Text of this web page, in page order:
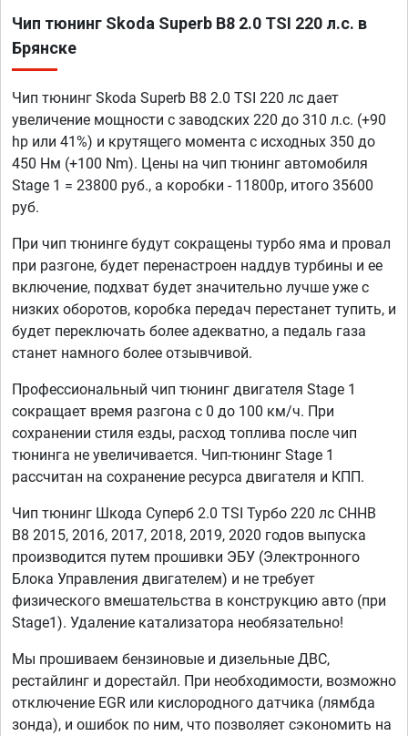
Чип тюнинг Skoda Superb B8 2.0 TSI 220 л.с. в
Брянске
Чип тюнинг Skoda Superb B8 2.0 TSI 220 лс дает
увеличение мощности с заводских 220 до 310 л.с. (+90
hp или 41%) и крутящего момента с исходных 350 до
450 Нм (+100 Nm). Цены на чип тюнинг автомобиля
Stage 1 = 23800 руб., а коробки - 11800р, итого 35600
руб.
При чип тюнинге будут сокращены турбо яма и провал
при разгоне, будет перенастроен наддув турбины и ее
включение, подхват будет значительно лучше уже с
низких оборотов, коробка передач перестанет тупить, и
будет переключать более адекватно, а педаль газа
станет намного более отзывчивой.
Профессиональный чип тюнинг двигателя Stage 1
сокращает время разгона с 0 до 100 км/ч. При
сохранении стиля езды, расход топлива после чип
тюнинга не увеличивается. Чип-тюнинг Stage 1
рассчитан на сохранение ресурса двигателя и КПП.
Чип тюнинг Шкода Суперб 2.0 TSI Турбо 220 лс CHHB
B8 2015, 2016, 2017, 2018, 2019, 2020 годов выпуска
производится путем прошивки ЭБУ (Электронного
Блока Управления двигателем) и не требует
физического вмешательства в конструкцию авто (при
Stage1). Удаление катализатора необязательно!
Мы прошиваем бензиновые и дизельные ДВС,
рестайлинг и дорестайл. При необходимости, возможно
отключение EGR или кислородного датчика (лямбда
зонда), и ошибок по ним, что позволяет сэкономить на